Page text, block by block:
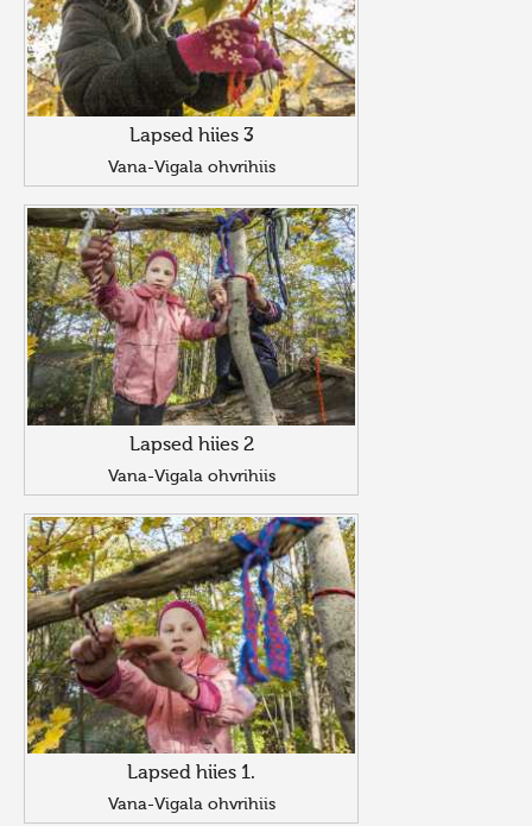
Lapsed hiies 3
Vana-Vigala ohvrihiis
Lapsed hiies 2
Vana-Vigala ohvrihiis
Lapsed hiies 1.
Vana-Vigala ohvrihiis